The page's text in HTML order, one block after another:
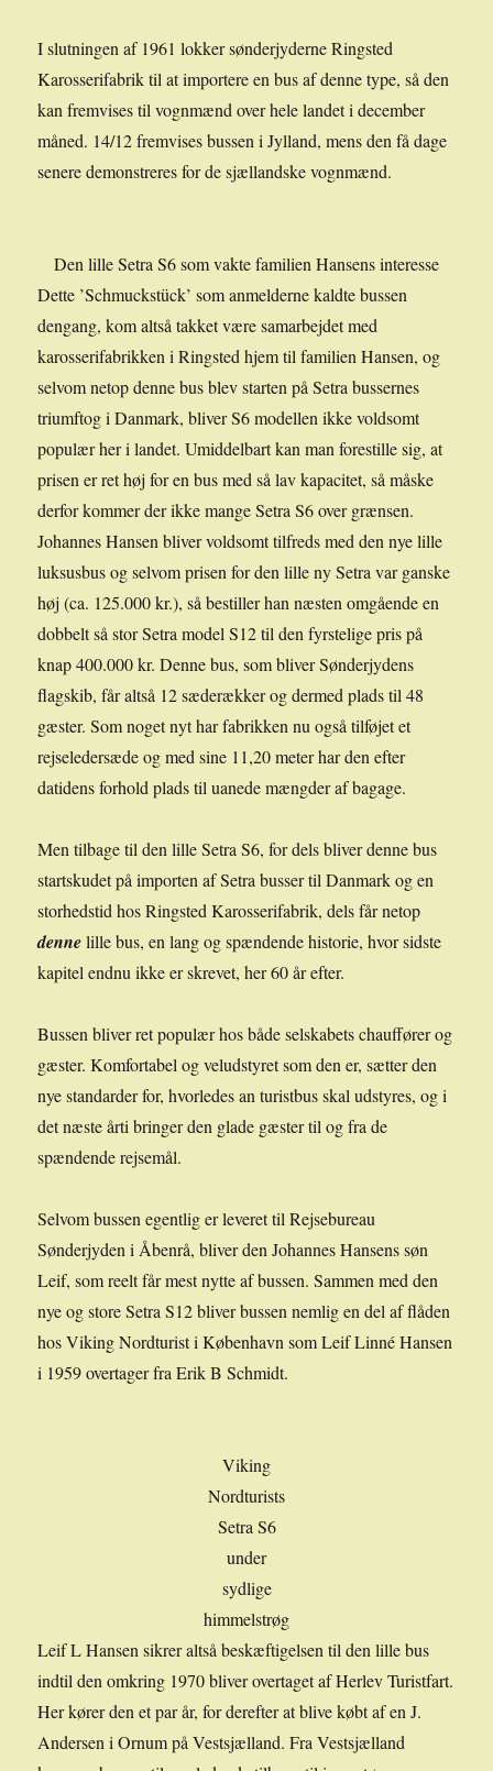
I slutningen af 1961 lokker sønderjyderne Ringsted
Karosserifabrik til at importere en bus af denne type, så den
kan fremvises til vognmænd over hele landet i december
måned. 14/12 fremvises bussen i Jylland, mens den få dage
senere demonstreres for de sjællandske vognmænd.
Den lille Setra S6 som vakte familien Hansens interesse
Dette ’Schmuckstück’ som anmelderne kaldte bussen
dengang, kom altså takket være samarbejdet med
karosserifabrikken i Ringsted hjem til familien Hansen, og
selvom netop denne bus blev starten på Setra bussernes
triumftog i Danmark, bliver S6 modellen ikke voldsomt
populær her i landet. Umiddelbart kan man forestille sig, at
prisen er ret høj for en bus med så lav kapacitet, så måske
derfor kommer der ikke mange Setra S6 over grænsen.
Johannes Hansen bliver voldsomt tilfreds med den nye lille
luksusbus og selvom prisen for den lille ny Setra var ganske
høj (ca. 125.000 kr.), så bestiller han næsten omgående en
dobbelt så stor Setra model S12 til den fyrstelige pris på
knap 400.000 kr. Denne bus, som bliver Sønderjydens
flagskib, får altså 12 sæderækker og dermed plads til 48
gæster. Som noget nyt har fabrikken nu også tilføjet et
rejseledersæde og med sine 11,20 meter har den efter
datidens forhold plads til uanede mængder af bagage.
Men tilbage til den lille Setra S6, for dels bliver denne bus
startskudet på importen af Setra busser til Danmark og en
storhedstid hos Ringsted Karosserifabrik, dels får netop
dennelille bus, en lang og spændende historie, hvor sidste
kapitel endnu ikke er skrevet, her 60 år efter.
Bussen bliver ret populær hos både selskabets chauffører og
gæster. Komfortabel og veludstyret som den er, sætter den
nye standarder for, hvorledes an turistbus skal udstyres, og i
det næste årti bringer den glade gæster til og fra de
spændende rejsemål.
Selvom bussen egentlig er leveret til Rejsebureau
Sønderjyden i Åbenrå, bliver den Johannes Hansens søn
Leif, som reelt får mest nytte af bussen. Sammen med den
nye og store Setra S12 bliver bussen nemlig en del af flåden
hos Viking Nordturist i København som Leif Linné Hansen
i 1959 overtager fra Erik B Schmidt.
Viking
Nordturists
Setra S6
under
sydlige
himmelstrøg
Leif L Hansen sikrer altså beskæftigelsen til den lille bus
indtil den omkring 1970 bliver overtaget af Herlev Turistfart.
Her kører den et par år, for derefter at blive købt af en J.
Andersen i Ornum på Vestsjælland. Fra Vestsjælland